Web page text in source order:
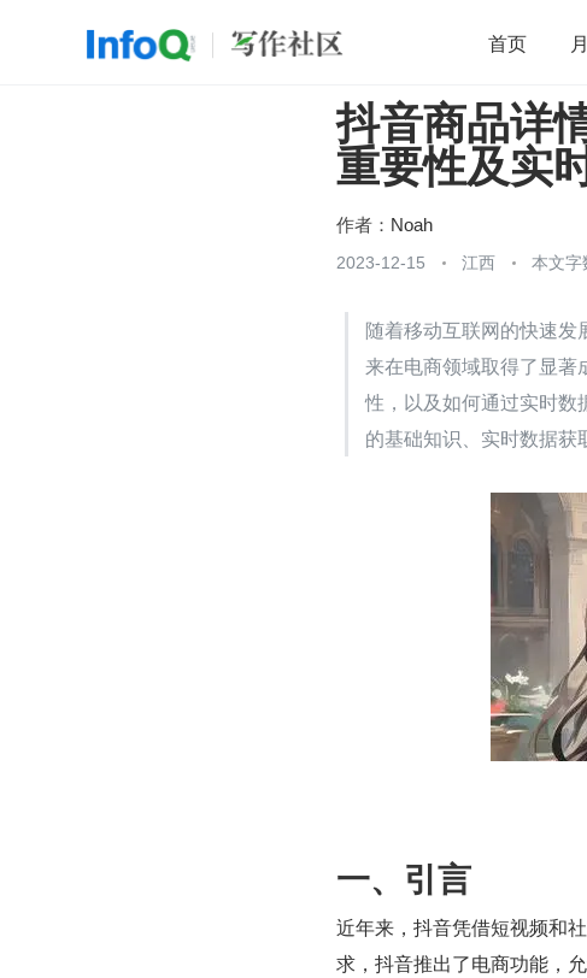
首页
开源 架构
团队管理 程序员
抖音商品详
重要性及实
作者： Noah
2023-12-15 江西 本文字
随着移动互联网的快速
来在电商领域取得了显著
性，以及如何通过实时数
的基础知识、实时数据获
一、引言
近年来，抖音凭借短视频和
求，抖音推出了电商功能，